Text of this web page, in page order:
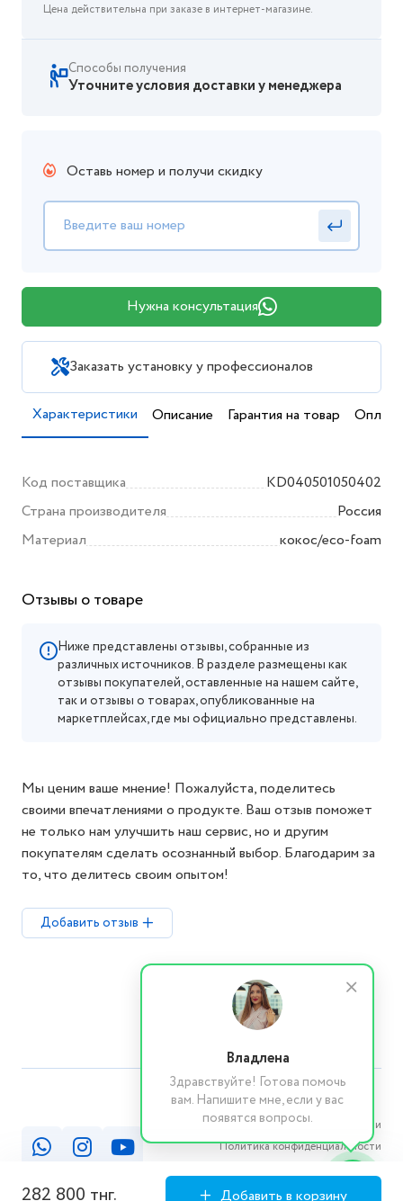
Цена действительна при заказе в интернет-магазине.
Способы получения
Уточните условия доставки у менеджера
Оставь номер и получи скидку
Нужна консультация
Заказать установку у профессионалов
Характеристики Описание Гарантия на товар Оплата
Код поставщика
KD040501050402
Страна производителя
Россия
Материал
кокос/eco-foam
282 800 тнг. Добавить в корзину
Отзывы о товаре
Ниже представлены отзывы, собранные из
различных источников. В разделе размещены как
отзывы покупателей, оставленные на нашем сайте,
так и отзывы о товарах, опубликованные на
маркетплейсах, где мы официально представлены.
Мы ценим ваше мнение! Пожалуйста, поделитесь
своими впечатлениями о продукте. Ваш отзыв поможет
не только нам улучшить наш сервис, но и другим
покупателям сделать осознанный выбор. Благодарим за
то, что делитесь своим опытом!
Добавить отзыв
Реквизиты компании
Политика конфиденциальности
Владлена
Здравствуйте! Готова помочь
вам. Напишите мне, если у вас
появятся вопросы.